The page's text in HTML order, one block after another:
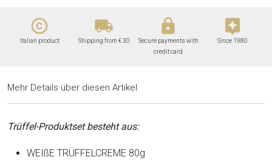
copyright
Italian product
local_shipping
Shipping from € 30
lock
Secure payments with
credit card
assistant
Since 1980
Mehr Details über diesen Artikel
Trüffel-Produktset besteht aus:
WEIßE TRÜFFELCREME 80g